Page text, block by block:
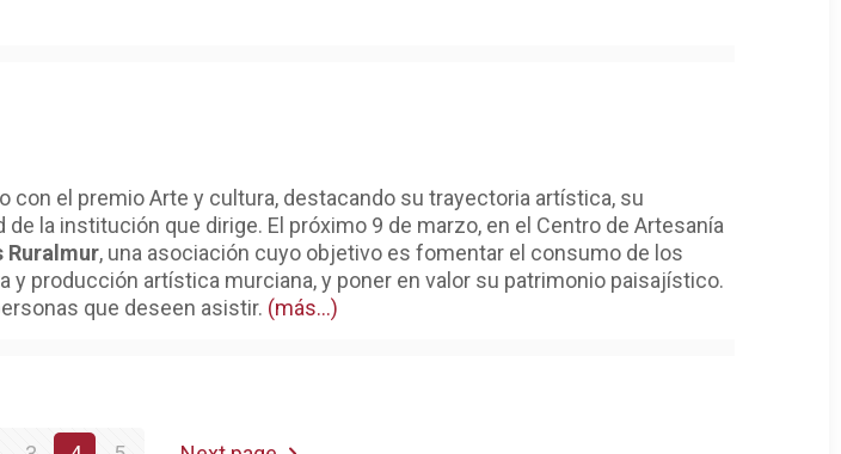
el premio Arte y cultura, destacando su trayectoria artística, su
la institución que dirige. El próximo 9 de marzo, en el Centro de Artesanía
Ruralmur, una asociación cuyo objetivo es fomentar el consumo de los
producción artística murciana, y poner en valor su patrimonio paisajístico.
que deseen asistir. (más…)